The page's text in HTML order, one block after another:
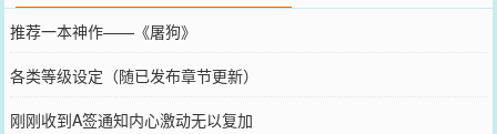
推荐一本神作——《屠狗》
各类等级设定（随已发布章节更新）
刚刚收到A签通知内心激动无以复加